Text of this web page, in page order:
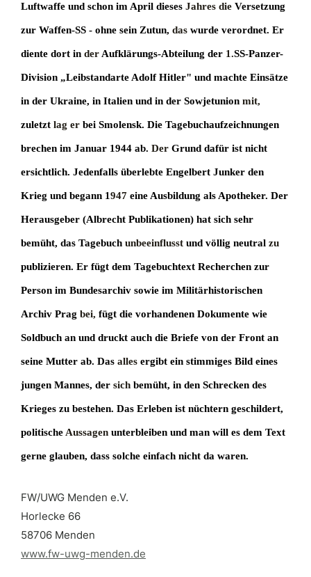
Luftwaffe und schon im April dieses Jahres die Versetzung
zur Waffen-SS - ohne sein Zutun, das wurde verordnet. Er
diente dort in derAufklärungs-Abteilung der 1.SS-Panzer-
Division „Leibstandarte Adolf Hitler" und machte Einsätze
in der Ukraine, in Italien und in der Sowjetunion mit,
zuletzt lag er bei Smolensk. Die Tagebuchaufzeichnungen
brechen im Januar 1944 ab. Der Grund dafür ist nicht
ersichtlich. Jedenfalls überlebte Engelbert Junker den
Krieg und begann 1947 eine Ausbildung als Apotheker. Der
Herausgeber (Albrecht Publikationen) hat sich sehr
bemüht, das Tagebuch unbeeinflusst und völlig neutral zu
publizieren. Er fügt dem Tagebuchtext Recherchen zur
Person im Bundesarchiv sowie im Militärhistorischen
Archiv Prag bei, fügt die vorhandenen Dokumente wie
Soldbuch an und druckt auch die Briefe von der Front an
seine Mutter ab. Das alles ergibt ein stimmiges Bild eines
jungen Mannes, der sich bemüht, in den Schrecken des
Krieges zu bestehen. Das Erleben ist nüchtern geschildert,
politischeAussagen unterbleiben und man will es dem Text
gerne glauben, dass solche einfach nicht da waren.
FW/UWG Menden e.V.
Horlecke 66
58706 Menden
www.fw-uwg-menden.de